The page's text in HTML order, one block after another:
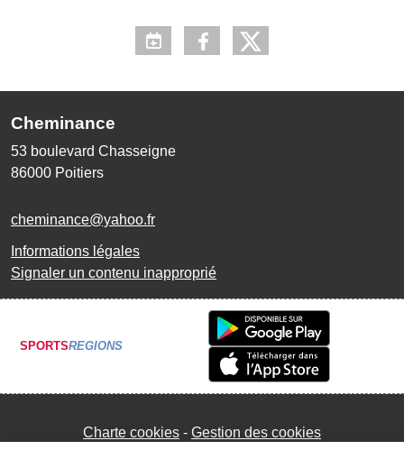
Cheminance
53 boulevard Chasseigne
86000 Poitiers
cheminance@yahoo.fr
Informations légales
Signaler un contenu inapproprié
SPORTSREGIONS
Charte cookies Gestion des cookies